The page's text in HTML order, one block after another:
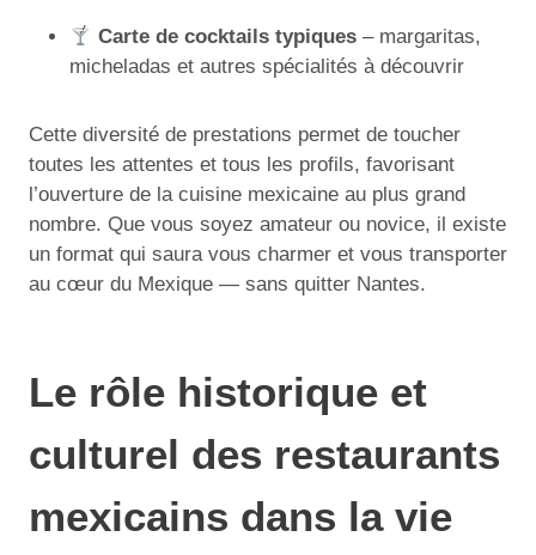
Carte de cocktails typiques – margaritas,
micheladas et autres spécialités à découvrir
Cette diversité de prestations permet de toucher
toutes les attentes et tous les profils, favorisant
l’ouverture de la cuisine mexicaine au plus grand
nombre. Que vous soyez amateur ou novice, il existe
un format qui saura vous charmer et vous transporter
au cœur du Mexique — sans quitter Nantes.
Le rôle historique et
culturel des restaurants
mexicains dans la vie